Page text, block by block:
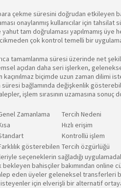
çekme süresini doğrudan etkileyen
onaylanmış kullanıcılar için tahsilat
tam doğrulaması yapılmamış
çok kontrol temelli bir
tamamlanma süresi üzerinde net
açıdan daha seri işlerken,
biçimde uzun zaman dilimi
süresi bağlamında değişkenlik
işlem sırasının uzamasına sonuç
Zamanlama
Tercih Nedeni
Hızlı erişim
Kontrollü işlem
gösterebilen Tercih özgürlüğü
seçeneklerin sağladığı
bekleyen bahisçiler bakımından
eden üyeler geleneksel transferleri
isteyenler için elverişli bir alternatif